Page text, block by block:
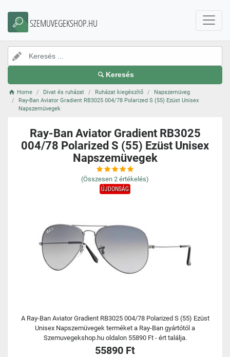
SZEMUVEGEKSHOP.HU
Keresés
Home Divat és ruházat Ruházat kiegészítő
Napszemüveg
Ray-Ban Aviator Gradient RB3025 004/78 Polarized S (55) Ezüst Unisex
Napszemüvegek
Ray-Ban Aviator Gradient RB3025
004/78 Polarized S (55) Ezüst Unisex
Napszemüvegek
(Összesen 2 értékelés)
ÚJDONSÁG
A Ray-Ban Aviator Gradient RB3025 004/78 Polarized S (55) Ezüst
Unisex Napszemüvegek terméket a Ray-Ban gyártótól a
Szemuvegekshop.hu oldalon 55890 Ft - ért találja.
55890 Ft